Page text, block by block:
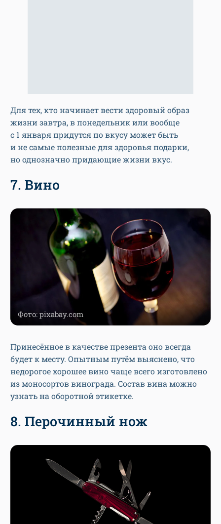
Для тех, кто начинает вести здоровый образ
жизни завтра, в понедельник или вообще
с 1 января придутся по вкусу может быть
и не самые полезные для здоровья подарки,
но однозначно придающие жизни вкус.
7. Вино
Фото: pixabay.com
Принесённое в качестве презента оно всегда
будет к месту. Опытным путём выяснено, что
недорогое хорошее вино чаще всего изготовлено
из моносортов винограда. Состав вина можно
узнать на оборотной этикетке.
8. Перочинный нож